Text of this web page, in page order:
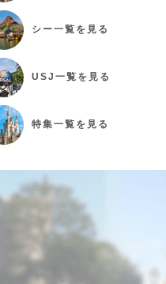
シー一覧を見る
USJ 一覧を見る
特集一覧を見る